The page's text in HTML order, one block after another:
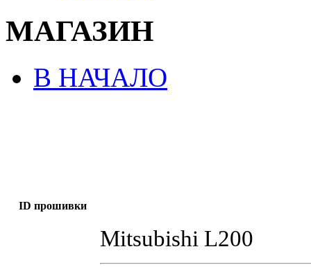
МАГАЗИН
В НАЧАЛО
ID прошивки
Mitsubishi L200